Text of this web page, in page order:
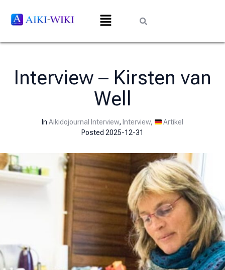
Interview – Kirsten van
Well
In Aikidojournal Interview, Interview,
Artikel
Posted 2025-12-31